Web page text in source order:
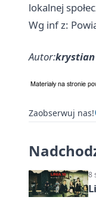
lokalnej
Wg inf z:
Autor:krystian
Zaobserwuj nas!
8